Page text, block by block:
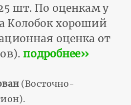
шт. По оценкам у
Колобок хороший
оценка от
подробнее››
(Восточно-